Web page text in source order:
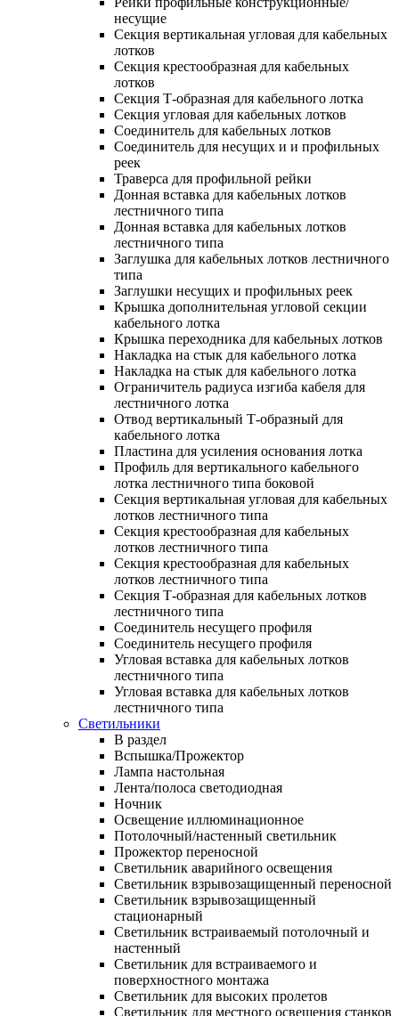
несущие
Секция вертикальная угловая для кабельных
лотков
Секция крестообразная для кабельных
лотков
Секция Т-образная для кабельного лотка
Секция угловая для кабельных лотков
Соединитель для кабельных лотков
Соединитель для несущих и и профильных
реек
Траверса для профильной рейки
Донная вставка для кабельных лотков
лестничного типа
Донная вставка для кабельных лотков
лестничного типа
Заглушка для кабельных лотков лестничного
типа
Заглушки несущих и профильных реек
Крышка дополнительная угловой секции
кабельного лотка
Крышка переходника для кабельных лотков
Накладка на стык для кабельного лотка
Накладка на стык для кабельного лотка
Ограничитель радиуса изгиба кабеля для
лестничного лотка
Отвод вертикальный Т-образный для
кабельного лотка
Пластина для усиления основания лотка
Профиль для вертикального кабельного
лотка лестничного типа боковой
Секция вертикальная угловая для кабельных
лотков лестничного типа
Секция крестообразная для кабельных
лотков лестничного типа
Секция крестообразная для кабельных
лотков лестничного типа
Секция Т-образная для кабельных лотков
лестничного типа
Соединитель несущего профиля
Соединитель несущего профиля
Угловая вставка для кабельных лотков
лестничного типа
Угловая вставка для кабельных лотков
лестничного типа
Светильники
В раздел
Вспышка/Прожектор
Лампа настольная
Лента/полоса светодиодная
Ночник
Освещение иллюминационное
Потолочный/настенный светильник
Прожектор переносной
Светильник аварийного освещения
Светильник взрывозащищенный переносной
Светильник взрывозащищенный
стационарный
Светильник встраиваемый потолочный и
настенный
Светильник для встраиваемого и
поверхностного монтажа
Светильник для высоких пролетов
Светильник для местного освещения станков